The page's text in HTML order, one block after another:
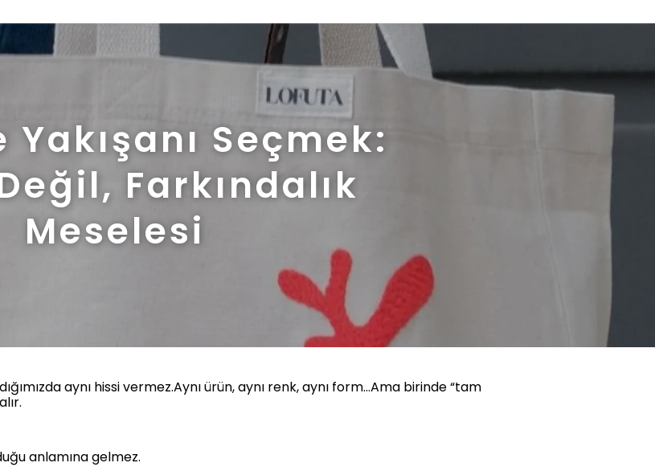
Seçmek:
Farkındalık
Meselesi
aynı hissi vermez.Aynı ürün, aynı renk, aynı form…Ama birinde “tam
anlamına gelmez.